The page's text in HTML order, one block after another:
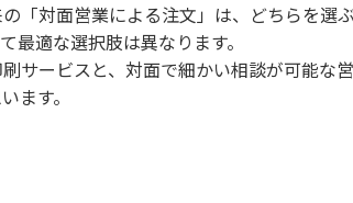
「対面営業による注文」は、どちらを選
最適な選択肢は異なります。
サービスと、対面で細かい相談が可能な
ます。